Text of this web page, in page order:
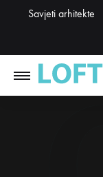
Savjeti arhitekte